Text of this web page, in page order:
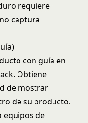
requiere
captura
con guía en
Obtiene
de mostrar
de su producto.
equipos de